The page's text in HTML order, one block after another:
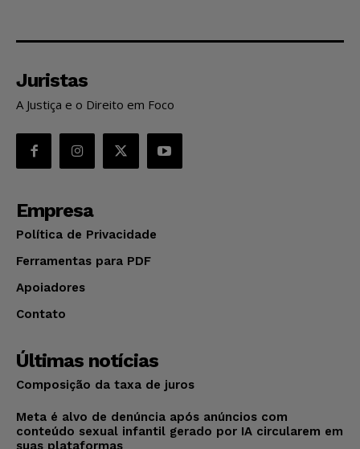
Juristas
A Justiça e o Direito em Foco
Empresa
Política de Privacidade
Ferramentas para PDF
Apoiadores
Contato
Últimas notícias
Composição da taxa de juros
Meta é alvo de denúncia após anúncios com
conteúdo sexual infantil gerado por IA circularem em
suas plataformas